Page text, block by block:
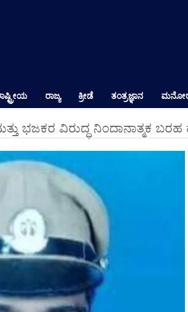
ರಾಜ್ಯ ಕ್ರೀಡೆ ತಂತ್ರಜ್ಞಾನ
ಭಜಕರ ವಿರುದ್ಧ ನಿಂದಾನಾತ್ಮಕ